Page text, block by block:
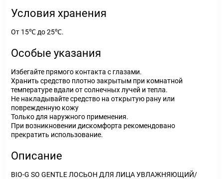
Условия хранения
От 15℃ до 25℃.
Особые указания
Избегайте прямого контакта с глазами.
Хранить средство плотно закрытым при комнатной
температуре вдали от солнечных лучей и тепла.
Не накладывайте средство на открытую рану или
поврежденную кожу
Только для наружного применения.
При возникновении дискомфорта рекомендовано
прекратить использование.
Описание
BIO-G SO GENTLE ЛОСЬОН ДЛЯ ЛИЦА УВЛАЖНЯЮЩИЙ/